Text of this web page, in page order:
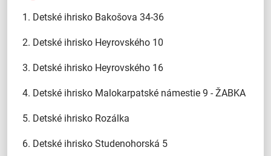
1. Detské ihrisko Bakošova 34-36
2. Detské ihrisko Heyrovského 10
3. Detské ihrisko Heyrovského 16
4. Detské ihrisko Malokarpatské námestie 9 - ŽABKA
5. Detské ihrisko Rozálka
6. Detské ihrisko Studenohorská 5